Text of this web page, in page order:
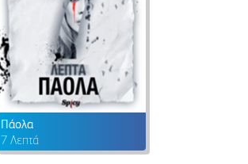
Πάολα
7 Λεπτά